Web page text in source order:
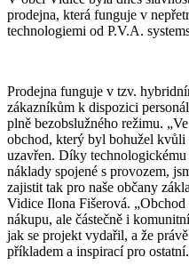
prodejna, která funguje v
technologiemi od P.V.A.
Prodejna funguje v tzv.
zákazníkům k dispozici
plně bezobslužného režimu.
obchod, který byl bohužel
uzavřen. Díky technologickému
náklady spojené s provozem,
zajistit tak pro naše občany
Vidice Ilona Fišerová.
nákupu, ale částečně i
jak se projekt vydařil, a že
příkladem a inspirací pro